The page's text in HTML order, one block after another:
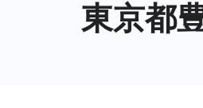
東京都